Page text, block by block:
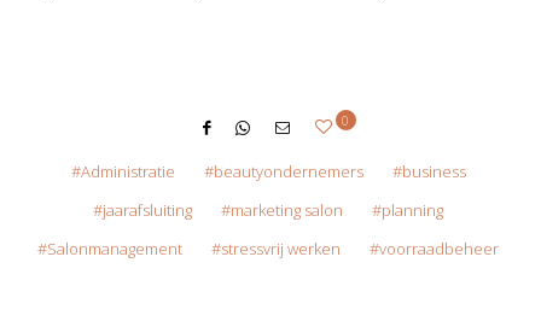
0
Administratie beautyondernemers
business
jaarafsluiting
marketing salon
planning
Salonmanagement
stressvrij werken voorraadbeheer